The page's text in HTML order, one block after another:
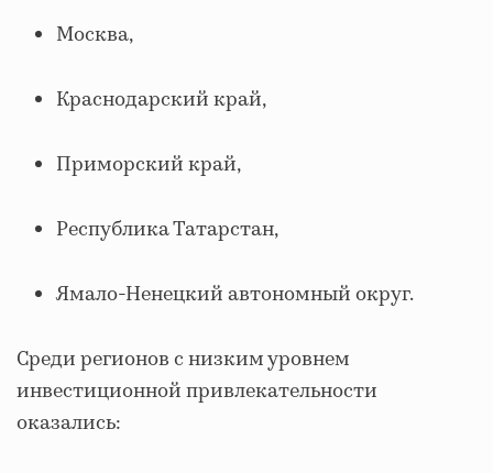
Москва,
Краснодарский край,
Приморский край,
Республика Татарстан,
Ямало-Ненецкий автономный округ.
Среди регионов с низким уровнем
инвестиционной привлекательности
оказались: